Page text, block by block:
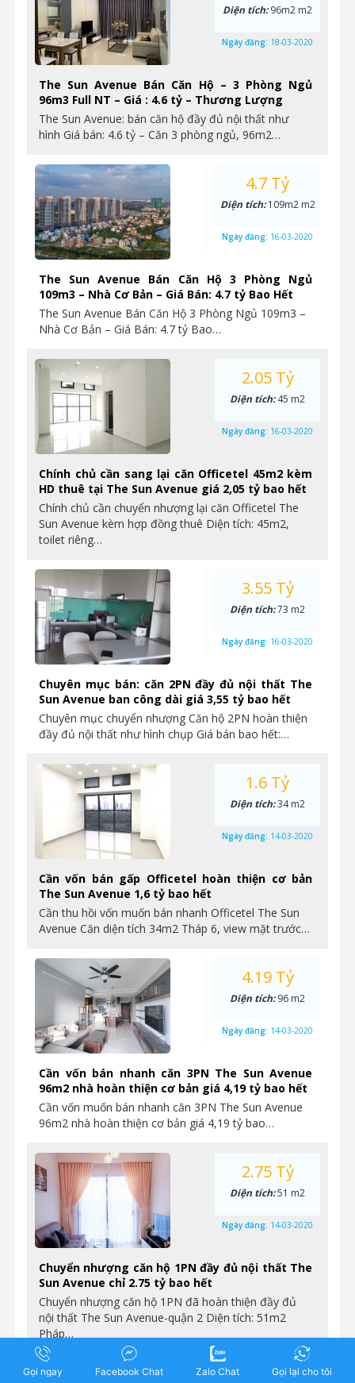
The Sun Avenue Bán Căn Hộ – 3 Phòng Ngủ
96m3 Full NT – Giá : 4.6 tỷ – Thương Lượng
The Sun Avenue: bán căn hộ đầy đủ nội thất như
hình Giá bán: 4.6 tỷ – Căn 3 phòng ngủ, 96m2…
Diện tích:96m2 m2
Ngày đăng: 18-03-2020
The Sun Avenue Bán Căn Hộ 3 Phòng Ngủ
109m3 – Nhà Cơ Bản – Giá Bán: 4.7 tỷ Bao Hết
The Sun Avenue Bán Căn Hộ 3 Phòng Ngủ 109m3 –
Nhà Cơ Bản – Giá Bán: 4.7 tỷ Bao…
4.7 Tỷ
Diện tích:109m2 m2
Ngày đăng: 16-03-2020
Chính chủ cần sang lại căn Officetel 45m2 kèm
HD thuê tại The Sun Avenue giá 2,05 tỷ bao hết
Chính chủ cần chuyển nhượng lại căn Officetel The
Sun Avenue kèm hợp đồng thuê Diện tích: 45m2,
toilet riêng…
2.05 Tỷ
Diện tích:45 m2
Ngày đăng: 16-03-2020
Chuyên mục bán: căn 2PN đầy đủ nội thất The
Sun Avenue ban công dài giá 3,55 tỷ bao hết
Chuyên mục chuyển nhượng Căn hộ 2PN hoàn thiện
đầy đủ nội thất như hình chụp Giá bán bao hết:…
3.55 Tỷ
Diện tích:73 m2
Ngày đăng: 16-03-2020
Cần vốn bán gấp Officetel hoàn thiện cơ bản
The Sun Avenue 1,6 tỷ bao hết
Cần thu hồi vốn muốn bán nhanh Officetel The Sun
Avenue Căn diện tích 34m2 Tháp 6, view mặt trước…
1.6 Tỷ
Diện tích:34 m2
Ngày đăng: 14-03-2020
Cần vốn bán nhanh căn 3PN The Sun Avenue
96m2 nhà hoàn thiện cơ bản giá 4,19 tỷ bao hết
Cần vốn muốn bán nhanh căn 3PN The Sun Avenue
96m2 nhà hoàn thiện cơ bản giá 4,19 tỷ bao…
4.19 Tỷ
Diện tích:96 m2
Ngày đăng: 14-03-2020
Chuyển nhượng căn hộ 1PN đầy đủ nội thất The
Sun Avenue chỉ 2.75 tỷ bao hết
Chuyển nhượng căn hộ 1PN đã hoàn thiện đầy đủ
nội thất The Sun Avenue-quận 2 Diện tích: 51m2
Pháp…
2.75 Tỷ
Diện tích:51 m2
Ngày đăng: 14-03-2020
Gọi ngay Facebook Chat Zalo Chat Gọi lại cho tôi